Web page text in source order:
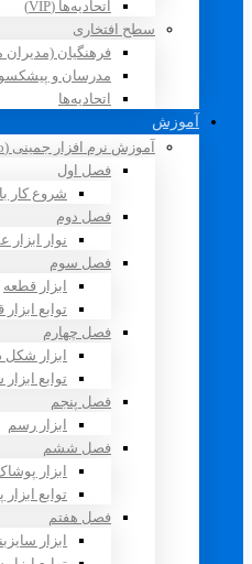
اتحادیه‌ها (VIP)
سطح افتخاری
فرهنگیان
مدرسان و
اتحادیه‌ها
آموزش
آموزش نرم افزار جمینی (fashion studio)
فصل اول
شروع کار با Fashion STUDIO
فصل دوم
نوار
فصل سوم
ابزار قطعه
توابع
فصل چهارم
ابزار
توابع
فصل پنجم
ابزار رسم
فصل ششم
ابزار
توابع
فصل هفتم
ابزار